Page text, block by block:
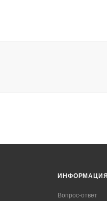
ИНФОРМАЦИЯ
Вопрос-ответ